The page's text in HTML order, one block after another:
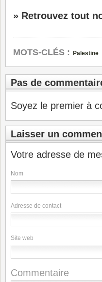
» Retrouvez tout
MOTS-CLÉS : Palestine
Pas de
Soyez le premier à
Laisser un
Votre adresse de
Nom
Adresse de contact
Site web
Commentaire